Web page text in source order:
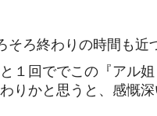
そろ終わりの時間も近
１回ででこの『アル
りかと思うと、感慨